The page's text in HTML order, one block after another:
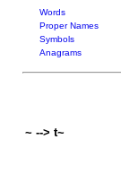
Words
Proper Names
Symbols
Anagrams
~ --> t~